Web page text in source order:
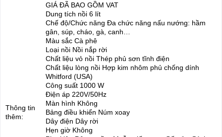
Thông tin
thêm:
GIÁ ĐÃ BAO GỒM VAT
Dung tích nồi 6 lít
Chế độ/Chức năng Đa chức năng nấu nướng: hầm
gân, súp, cháo, gà, canh…
Màu sắc Cà phê
Loại nồi Nồi nắp rời
Chất liệu vỏ nồi Thép phủ sơn tĩnh điện
Chất liệu lòng nồi Hợp kim nhôm phủ chống dính
Whitford (USA)
Công suất 1000 W
Điện áp 220V/50Hz
Màn hình Không
Bảng điều khiển Núm xoay
Dây điện Dây rời
Hẹn giờ Không